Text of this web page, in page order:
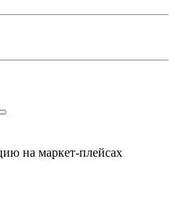
на маркет-плейсах